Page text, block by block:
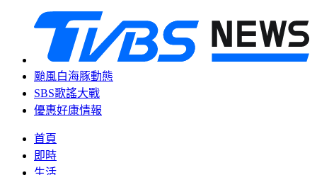
颱風白海豚動態
SBS歌謠大戰
優惠好康情報
首頁
即時